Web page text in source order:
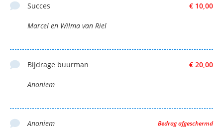
€ 10,00
Succes
Marcel en Wilma van Riel
€ 20,00
Bijdrage buurman
Anoniem
Bedrag afgeschermd
Anoniem